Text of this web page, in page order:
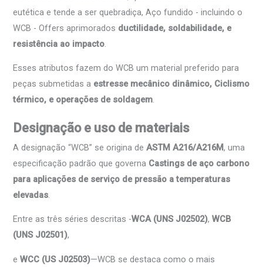
eutética e tende a ser quebradiça, Aço fundido - incluindo o
WCB - Offers aprimorados ductilidade, soldabilidade, e
resistência ao impacto.
Esses atributos fazem do WCB um material preferido para
peças submetidas a estresse mecânico dinâmico, Ciclismo
térmico, e operações de soldagem.
Designação e uso de materiais
A designação “WCB” se origina deASTM A216/A216M, uma
especificação padrão que governa Castings de aço carbono
para aplicações de serviço de pressão a temperaturas
elevadas.
Entre as três séries descritas -WCA (UNS J02502),WCB
(UNS J02501),
eWCC (US J02503)—WCB se destaca como o mais